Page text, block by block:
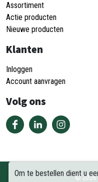
Om te bestellen dient u
Assortiment
Actie producten
Nieuwe producten
Klanten
Inloggen
Account aanvragen
Volg ons
©2026